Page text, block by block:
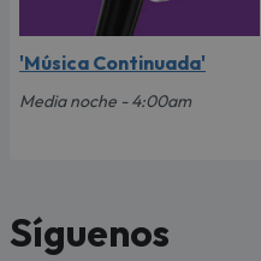
'Música Continuada'
Media noche - 4:00am
Síguenos